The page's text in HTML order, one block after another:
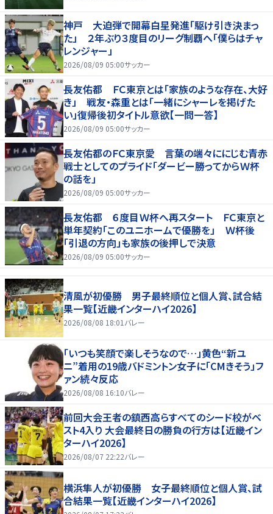
神戸 大迫弾で開幕白星発進「駆け引き決まっ
た」 ２年ぶり３度目のリーグ制覇へ「僕らはチャ
レンジャー」
2026/08/09 05:00サッカー
長友佑都 ＦＣ東京とは「家族のような存在、大好
き」 戦友・森重とは「一緒にシャーレを掲げた
い」復帰後初タイトル意欲【一問一答】
2026/08/09 05:00サッカー
長友佑都のＦＣ東京愛 言葉の端々ににじむ青赤
戦士としてのプライド「ダービー勝ってからＷ杯
の話を」
2026/08/09 05:00サッカー
長友佑都 ６度目Ｗ杯へ再スタート ＦＣ東京と
単年契約「このユニホームで優勝を」 Ｗ杯後
「引退の方向」も家族の後押しで決意
2026/08/09 05:00サッカー
清風が初優勝 男子最終順位と個人賞、試合結
果一覧【近畿インターハイ2026】
2026/08/08 18:01 バレー
「いつも笑顔で楽しそうなので…」黄色“新ユ
ニ”着用の19歳バドミントン女子に「CMきそう」フ
ァン続々反応
2026/08/08 16:10バレー
前回大会王者の鎮西高らすべてのシード校がベ
スト4入り 大会最終日の勝負の行方は【近畿イン
ターハイ2026】
2026/08/07 22:22バレー
横浜隼人が初優勝 女子最終順位と個人賞、試
合結果一覧【近畿インターハイ2026】